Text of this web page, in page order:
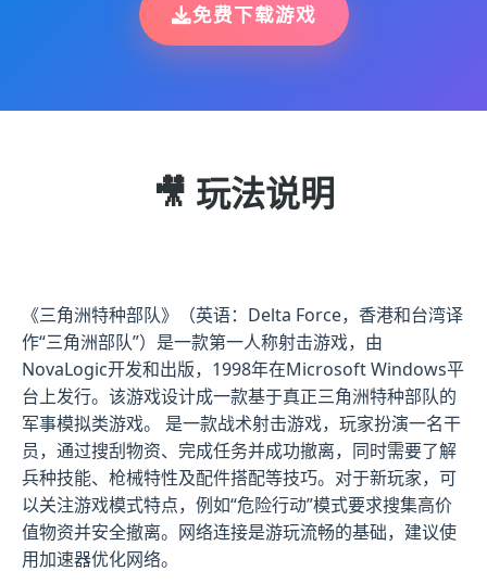
免费下载游戏
🎥 玩法说明
《三角洲特种部队》（英语：Delta Force，香港和台湾译
作“三角洲部队”）是一款第一人称射击游戏，由
NovaLogic开发和出版，1998年在Microsoft Windows平
台上发行。该游戏设计成一款基于真正三角洲特种部队的
军事模拟类游戏。 是一款战术射击游戏，玩家扮演一名干
员，通过搜刮物资、完成任务并成功撤离，同时需要了解
兵种技能、枪械特性及配件搭配等技巧。对于新玩家，可
以关注游戏模式特点，例如“危险行动”模式要求搜集高价
值物资并安全撤离。网络连接是游玩流畅的基础，建议使
用加速器优化网络。